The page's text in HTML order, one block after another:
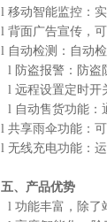
l 移动智能监控：
l 背面广告宣传，
l 自动检测：自动
l 防盗报警：防盗
l 远程设置定时开
l 自动售货功能：
l 共享雨伞功能：
l 无线充电功能：
五、产品优势
l 功能丰富，除了